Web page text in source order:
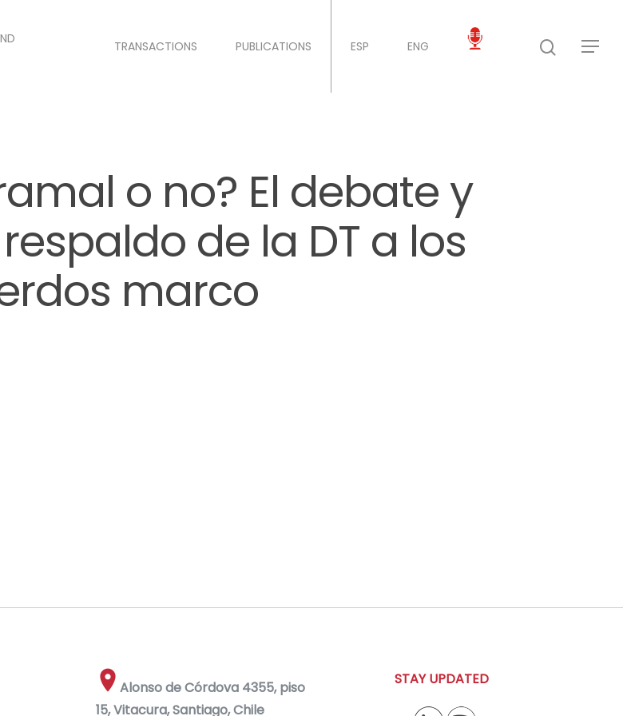
TRANSACTIONS PUBLICATIONS ESP ENG
o no? El debate y
de la DT a los
marco
Alonso de Córdova 4355, piso
15, Vitacura, Santiago, Chile
STAY UPDATED